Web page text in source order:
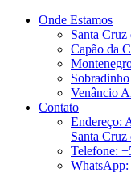
Onde Estamos
Santa Cruz
Capão da
Sobradinho
Venâncio
Contato
Endereço:
Santa
Telefone: